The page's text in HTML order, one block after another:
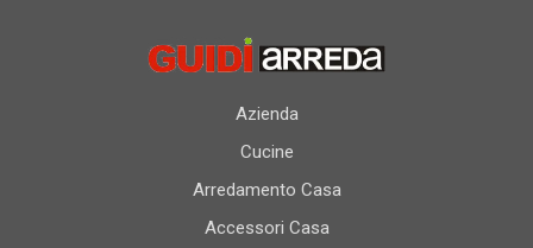
Azienda
Cucine
Arredamento Casa
Accessori Casa